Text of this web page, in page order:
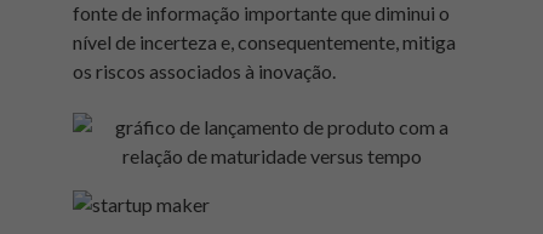
fonte de informação importante que diminui o
nível de incerteza e, consequentemente, mitiga
os riscos associados à inovação.